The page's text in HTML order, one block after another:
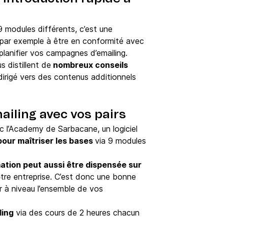
modules différents, c’est une
exemple à être en conformité avec
vos campagnes d’emailing.
distillent de nombreux conseils
vers des contenus additionnels
avec vos pairs
de Sarbacane, un logiciel
maîtriser les bases via 9 modules
peut aussi être dispensée sur
entreprise. C’est donc une bonne
niveau l’ensemble de vos
via des cours de 2 heures chacun